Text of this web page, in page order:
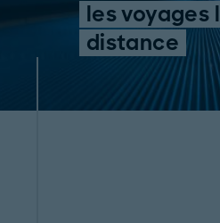
les voyages
distance